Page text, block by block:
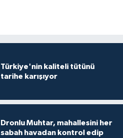
Türkiye'nin kaliteli tütünü
tarihe karışıyor
Dronlu Muhtar, mahallesini her
sabah havadan kontrol edip